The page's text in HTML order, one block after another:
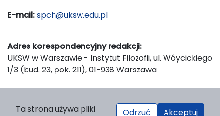
E-mail:spch@uksw.edu.pl
Adres korespondencyjny redakcji:
UKSW w Warszawie - Instytut Filozofii, ul. Wóycickiego
1/3 (bud. 23, pok. 211), 01-938 Warszawa
Wydawnictwo Naukowe UKSW, ul. Dewajtis 5, domek
Ta strona używa pliki
Odrzuć Akceptuj